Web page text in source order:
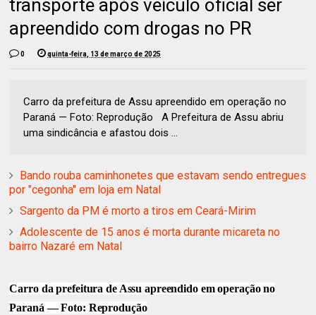
transporte após veículo oficial ser
apreendido com drogas no PR
0 quinta-feira, 13 de março de 2025
Carro da prefeitura de Assu apreendido em operação no
Paraná — Foto: Reprodução A Prefeitura de Assu abriu
uma sindicância e afastou dois ...
Bando rouba caminhonetes que estavam sendo entregues
por "cegonha" em loja em Natal
Sargento da PM é morto a tiros em Ceará-Mirim
Adolescente de 15 anos é morta durante micareta no
bairro Nazaré em Natal
Carro da prefeitura de Assu apreendido em operação no
Paraná — Foto: Reprodução